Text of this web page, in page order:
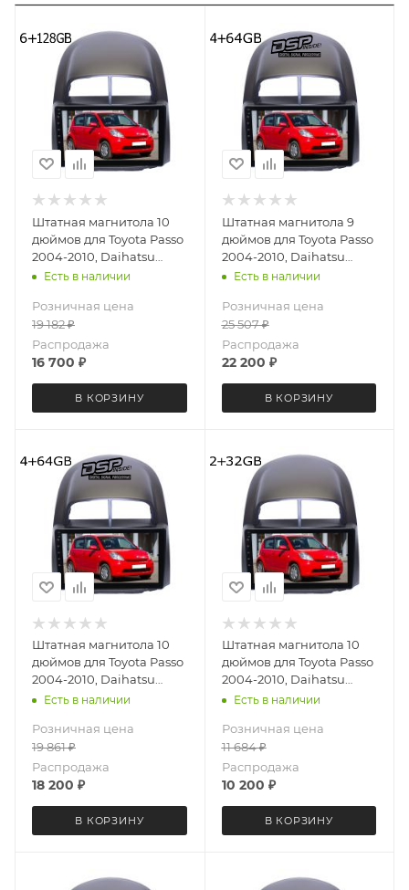
Штатная магнитола 10
дюймов для Toyota Passo
2004-2010, Daihatsu
Boon 2004-2010, Sirion
6493 Android 12 UIS8581А
QLED 6+128 Gb
Есть в наличии
Розничная цена
19 182₽
Распродажа
16 700 ₽
В КОРЗИНУ
Штатная магнитола 9
дюймов для Toyota Passo
2004-2010, Daihatsu
Boon 2004-2010, Sirion
PRO 4065-6480
(крутилки) Android 13
4+64 Gb 8 ядер
Есть в наличии
Розничная цена
25 507₽
Распродажа
22 200 ₽
В КОРЗИНУ
Штатная магнитола 10
дюймов для Toyota Passo
2004-2010, Daihatsu
Boon 2004-2010, Sirion
W 4065-6828 Android 13
4+64 Gb 8 ядер Unisoc
9863A DSP
Есть в наличии
Розничная цена
19 861₽
Распродажа
18 200 ₽
В КОРЗИНУ
Штатная магнитола 10
дюймов для Toyota Passo
2004-2010, Daihatsu
Boon 2004-2010, Sirion
M150S 4065-6199 Android
12 2+32 Gb
Есть в наличии
Розничная цена
11 684₽
Распродажа
10 200 ₽
В КОРЗИНУ